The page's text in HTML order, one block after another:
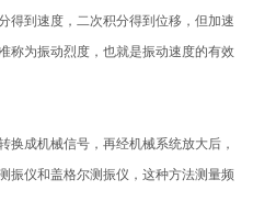
得到速度，二次积分得到位移，但加速
称为振动烈度，也就是振动速度的有效
换成机械信号，再经机械系统放大后，
振仪和盖格尔测振仪，这种方法测量频